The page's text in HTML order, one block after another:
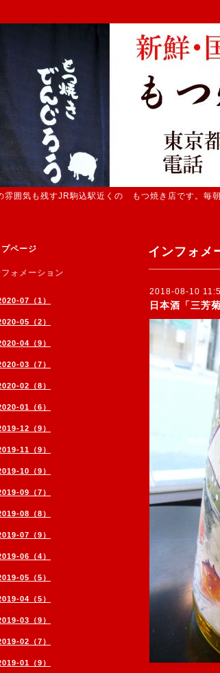
雰囲気も残すJR駒込駅近くの もつ焼き店です。毎
インフォメ
2018-08-10
日本酒「三芳
プページ
フォメーション
07（1）
05（2）
04（9）
03（7）
02（8）
01（6）
12（9）
11（9）
10（9）
09（7）
08（8）
07（9）
06（4）
05（5）
04（5）
03（9）
02（7）
01（9）